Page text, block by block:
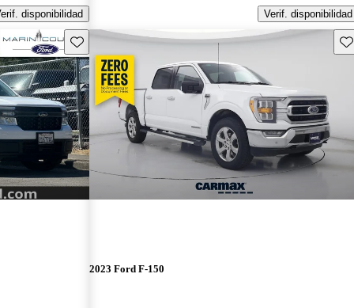
disponibilidad
Verif. disponibilidad
Guarda este Aviso
2023 Ford F-150